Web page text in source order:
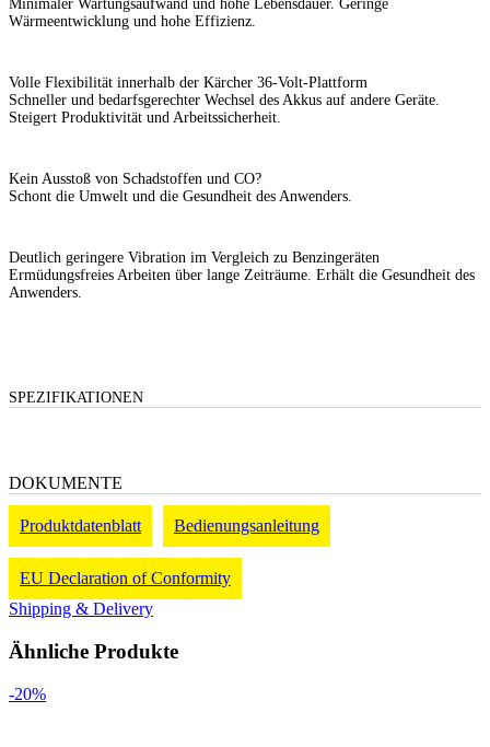
Minimaler Wartungsaufwand und hohe Lebensdauer. Geringe
Wärmeentwicklung und hohe Effizienz.
Volle Flexibilität innerhalb der Kärcher 36-Volt-Plattform
Schneller und bedarfsgerechter Wechsel des Akkus auf andere Geräte.
Steigert Produktivität und Arbeitssicherheit.
Kein Ausstoß von Schadstoffen und CO?
Schont die Umwelt und die Gesundheit des Anwenders.
Deutlich geringere Vibration im Vergleich zu Benzingeräten
Ermüdungsfreies Arbeiten über lange Zeiträume. Erhält die Gesundheit des
Anwenders.
SPEZIFIKATIONEN
DOKUMENTE
Produktdatenblatt Bedienungsanleitung
EU Declaration of Conformity
Shipping & Delivery
Ähnliche Produkte
-20%